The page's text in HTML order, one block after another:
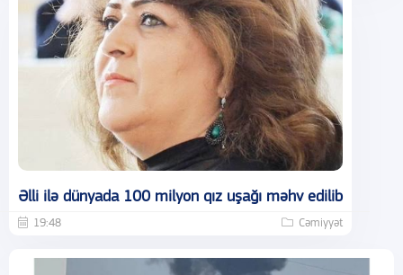
Əlli ilə dünyada 100 milyon qız uşağı məhv edilib
19:48 Cəmiyyət